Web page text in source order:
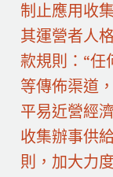
制止應用收
其運營者人
款規則：“
等傳佈渠道
平易近營經
收集辦事供
則，加大力